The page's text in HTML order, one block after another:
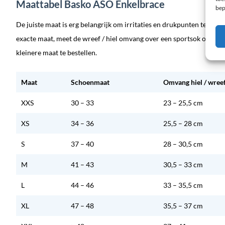
Maattabel Basko ASO Enkelbrace
De juiste maat is erg belangrijk om irritaties en drukpunten te
exacte maat, meet de wreef / hiel omvang over een sportsok of
kleinere maat te bestellen.
Maat Schoenmaat Omvang hiel /
XXS 30 – 33 23 – 25,5 cm
XS 34 – 36 25,5 – 28 cm
S 37 – 40 28 – 30,5 cm
M 41 – 43 30,5 – 33 cm
L 44 – 46 33 – 35,5 cm
XL 47 – 48 35,5 – 37 cm